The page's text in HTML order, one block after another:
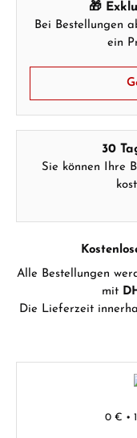
🎁
Bei Bestellungen
ein
30
Sie können Ihre
Alle Bestellungen
mit
Die Lieferzeit
0 € •